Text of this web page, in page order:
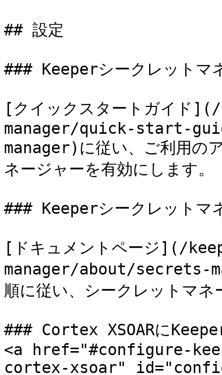
## 設定
### Keeperシークレットマ
[クイックスタートガイ
manager/quick-start-
manager)に従い、ご利用の
ネージャーを有効にします。
### Keeperシークレットマ
[ドキュメントページ](/
manager/about/secrets-
順に従い、シークレットマ
### Cortex XSOARに
<a href="#configure-
cortex-xsoar"